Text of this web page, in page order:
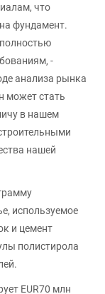
что
фундамент.
-
анализа рынка
может стать
в нашем
нашей
используемое
и цемент
полистирола
EUR70 млн